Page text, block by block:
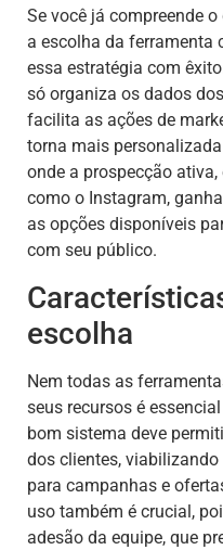
Se você já compreende
a escolha da ferramenta
essa estratégia com
só organiza os dados
facilita as ações de
torna mais
onde a prospecção
como o Instagram,
as opções disponíveis
com seu público.
escolha
Nem todas as
seus recursos é
bom sistema deve
dos clientes,
para campanhas e
uso também é crucial,
adesão da equipe, que